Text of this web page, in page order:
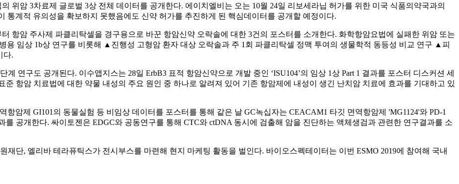
위암 3차료제 글로벌 3상 전체 데이터를 공개한다. 에이치엘비는 오는 10월 24일 리보세라닙 허가를 위한 미국 식품의약국과의
통계적 유의성을 확보하지 못했음에도 신약 허가를 추진하게 된 핵심데이터를 공개할 예정이다.
항암 주사제 파클리탁셀을 경구용으로 바꾼 항암신약 오락솔에 대한 3건의 포스터를 소개한다. 화학항암요법에 실패한 위암 또는
용 임상 1b상 연구를 비롯해 ▲진행성 고형암 환자 대상 오락솔과 주 1회 파클리탁셀 정맥 투여의 생물학적 동등성 비교 연구 ▲피
다.
연구도 공개된다. 이수앱지스는 28일 ErbB3 표적 항암신약으로 개발 중인 ‘ISU104’의 임상 1상 Part 1 결과를 포스터 디스커션 세
표준 항암 치료법에 대한 약물 내성의 주요 원인 중 하나로 알려져 있어 기존 항암제에 내성이 생긴 난치암 치료에 효과를 기대하고 있
항암제 GI101의 동물실험 등 비임상 데이터를 포스터를 통해 같은 날 GC녹십자는 CEACAM1 타깃 면역항암제 'MG1124'와 PD-1
공개한다. 싸이토젠은 EDGC와 공동연구를 통해 CTC와 ctDNA 동시에 검출해 암을 진단하는 액체생검과 관련한 연구결과를 소
재단, 엘리바 테라퓨틱스가 전시부스를 마련해 현지 마케팅 활동을 벌인다. 바이오스펙테이터는 이번 ESMO 2019에 참여해 국내